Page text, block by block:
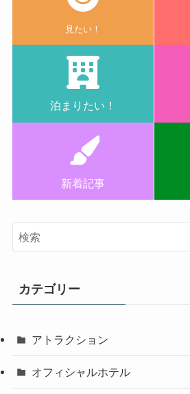
見たい！
泊まりたい！
新着記事
カテゴリー
アトラクション
オフィシャルホテル